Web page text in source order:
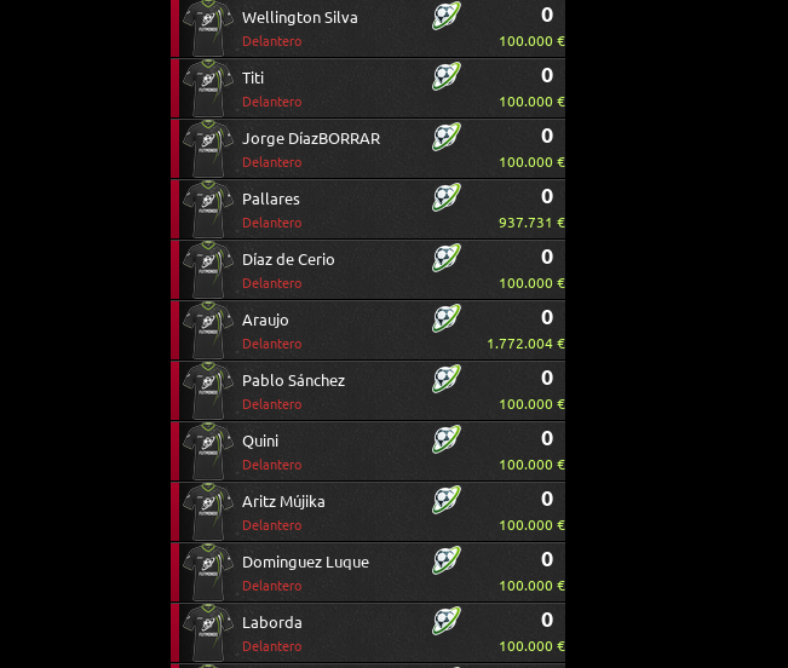
Wellington Silva
Delantero
0
100.000 €
Titi
Delantero
0
100.000 €
Jorge DíazBORRAR
Delantero
0
100.000 €
Pallares
Delantero
0
937.731 €
Díaz de Cerio
Delantero
0
100.000 €
Araujo
Delantero
0
1.772.004 €
Pablo Sánchez
Delantero
0
100.000 €
Quini
Delantero
0
100.000 €
Aritz Mújika
Delantero
0
100.000 €
Dominguez Luque
Delantero
0
100.000 €
Laborda
Delantero
0
100.000 €